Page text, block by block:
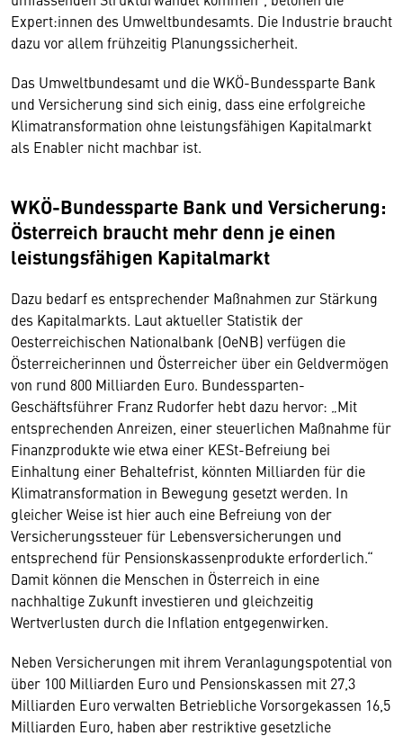
Expert:innen des Umweltbundesamts. Die Industrie braucht
dazu vor allem frühzeitig Planungssicherheit.
Das Umweltbundesamt und die WKÖ-Bundessparte Bank
und Versicherung sind sich einig, dass eine erfolgreiche
Klimatransformation ohne leistungsfähigen Kapitalmarkt
als Enabler nicht machbar ist.
WKÖ-Bundessparte Bank und Versicherung:
Österreich braucht mehr denn je einen
leistungsfähigen Kapitalmarkt
Dazu bedarf es entsprechender Maßnahmen zur Stärkung
des Kapitalmarkts. Laut aktueller Statistik der
Oesterreichischen Nationalbank (OeNB) verfügen die
Österreicherinnen und Österreicher über ein Geldvermögen
von rund 800 Milliarden Euro. Bundessparten-
Geschäftsführer Franz Rudorfer hebt dazu hervor: „Mit
entsprechenden Anreizen, einer steuerlichen Maßnahme für
Finanzprodukte wie etwa einer KESt-Befreiung bei
Einhaltung einer Behaltefrist, könnten Milliarden für die
Klimatransformation in Bewegung gesetzt werden. In
gleicher Weise ist hier auch eine Befreiung von der
Versicherungssteuer für Lebensversicherungen und
entsprechend für Pensionskassenprodukte erforderlich.“
Damit können die Menschen in Österreich in eine
nachhaltige Zukunft investieren und gleichzeitig
Wertverlusten durch die Inflation entgegenwirken.
Neben Versicherungen mit ihrem Veranlagungspotential von
über 100 Milliarden Euro und Pensionskassen mit 27,3
Milliarden Euro verwalten Betriebliche Vorsorgekassen 16,5
Milliarden Euro, haben aber restriktive gesetzliche